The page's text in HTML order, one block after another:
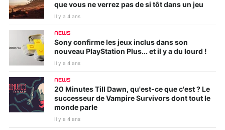
que vous ne verrez pas de si tôt dans un jeu
Il y a 4 ans
NEWS
Sony confirme les jeux inclus dans son
nouveau PlayStation Plus... et il y a du lourd !
Il y a 4 ans
NEWS
20 Minutes Till Dawn, qu'est-ce que c'est ? Le
successeur de Vampire Survivors dont tout le
monde parle
Il y a 4 ans